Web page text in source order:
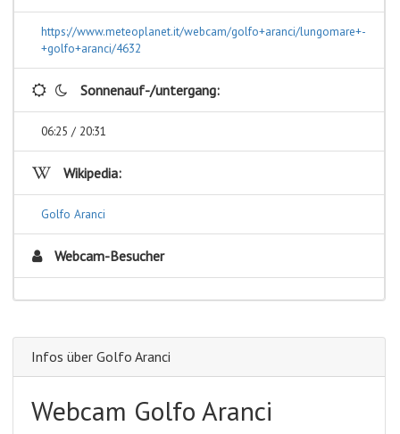
https://www.meteoplanet.it/webcam/golfo+aranci/lungomare+-
+golfo+aranci/4632
Sonnenauf-/untergang:
06:25 / 20:31
Wikipedia:
Golfo Aranci
Webcam-Besucher
Infos über Golfo Aranci
Webcam Golfo Aranci